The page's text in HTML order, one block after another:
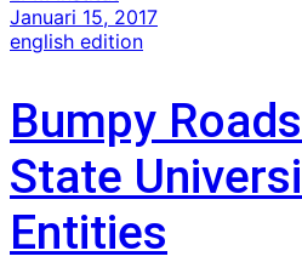
Januari 15, 2017
english edition
Bumpy
State
Entities